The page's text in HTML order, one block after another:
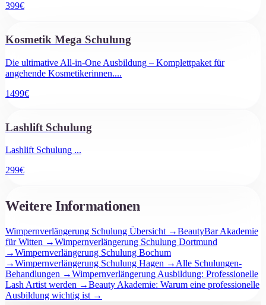
399€
Kosmetik Mega Schulung
Die ultimative All-in-One Ausbildung – Komplettpaket für
angehende Kosmetikerinnen....
1499€
Lashlift Schulung
Lashlift Schulung ...
299€
Weitere Informationen
Wimpernverlängerung Schulung Übersicht →BeautyBar Akademie
für Witten →Wimpernverlängerung Schulung Dortmund
→Wimpernverlängerung Schulung Bochum
→Wimpernverlängerung Schulung Hagen → Alle Schulungen-
Behandlungen →Wimpernverlängerung Ausbildung: Professionelle
Lash Artist werden →Beauty Akademie: Warum eine professionelle
Ausbildung wichtig ist →